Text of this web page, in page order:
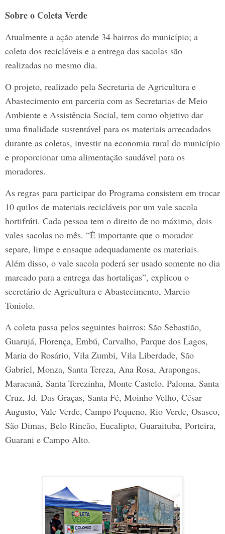
Sobre o Coleta Verde
Atualmente a ação atende 34 bairros do município; a
coleta dos recicláveis e a entrega das sacolas são
realizadas no mesmo dia.
O projeto, realizado pela Secretaria de Agricultura e
Abastecimento em parceria com as Secretarias de Meio
Ambiente e Assistência Social, tem como objetivo dar
uma finalidade sustentável para os materiais arrecadados
durante as coletas, investir na economia rural do município
e proporcionar uma alimentação saudável para os
moradores.
As regras para participar do Programa consistem em trocar
10 quilos de materiais recicláveis por um vale sacola
hortifrúti. Cada pessoa tem o direito de no máximo, dois
vales sacolas no mês. “É importante que o morador
separe, limpe e ensaque adequadamente os materiais.
Além disso, o vale sacola poderá ser usado somente no dia
marcado para a entrega das hortaliças”, explicou o
secretário de Agricultura e Abastecimento, Marcio
Toniolo.
A coleta passa pelos seguintes bairros: São Sebastião,
Guarujá, Florença, Embú, Carvalho, Parque dos Lagos,
Maria do Rosário, Vila Zumbi, Vila Liberdade, São
Gabriel, Monza, Santa Tereza, Ana Rosa, Arapongas,
Maracanã, Santa Terezinha, Monte Castelo, Paloma, Santa
Cruz, Jd. Das Graças, Santa Fé, Moinho Velho, César
Augusto, Vale Verde, Campo Pequeno, Rio Verde, Osasco,
São Dimas, Belo Rincão, Eucalipto, Guaraituba, Porteira,
Guarani e Campo Alto.